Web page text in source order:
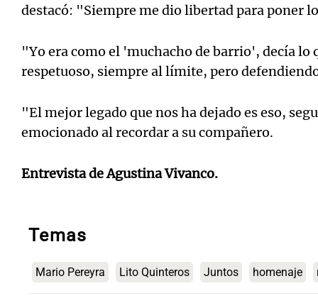
destacó: "Siempre me dio libertad para poner
"Yo era como el 'muchacho de barrio', decía lo
respetuoso, siempre al límite, pero
"El mejor legado que nos ha dejado es eso,
emocionado al recordar a su compañero.
Entrevista de Agustina Vivanco.
Temas
Mario Pereyra Lito Quinteros Juntos homenaje